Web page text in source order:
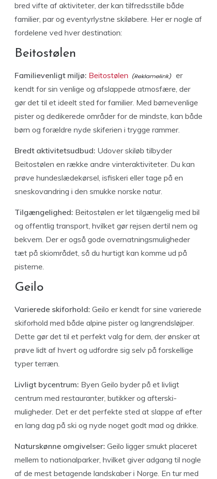
bred vifte af aktiviteter, der kan tilfredsstille både
familier, par og eventyrlystne skiløbere. Her er nogle af
fordelene ved hver destination:
Beitostølen
Familievenligt miljø: Beitostølen
er
kendt for sin venlige og afslappede atmosfære, der
gør det til et ideelt sted for familier. Med børnevenlige
pister og dedikerede områder for de mindste, kan både
børn og forældre nyde skiferien i trygge rammer.
Bredt aktivitetsudbud: Udover skiløb tilbyder
Beitostølen en række andre vinteraktiviteter. Du kan
prøve hundeslædekørsel, isfiskeri eller tage på en
sneskovandring i den smukke norske natur.
Tilgængelighed: Beitostølen er let tilgængelig med bil
og offentlig transport, hvilket gør rejsen dertil nem og
bekvem. Der er også gode overnatningsmuligheder
tæt på skiområdet, så du hurtigt kan komme ud på
pisterne.
Geilo
Varierede skiforhold: Geilo er kendt for sine varierede
skiforhold med både alpine pister og langrendsløjper.
Dette gør det til et perfekt valg for dem, der ønsker at
prøve lidt af hvert og udfordre sig selv på forskellige
typer terræn.
Livligt bycentrum: Byen Geilo byder på et livligt
centrum med restauranter, butikker og afterski-
muligheder. Det er det perfekte sted at slappe af efter
en lang dag på ski og nyde noget godt mad og drikke.
Naturskønne omgivelser: Geilo ligger smukt placeret
mellem to nationalparker, hvilket giver adgang til nogle
af de mest betagende landskaber i Norge. En tur med